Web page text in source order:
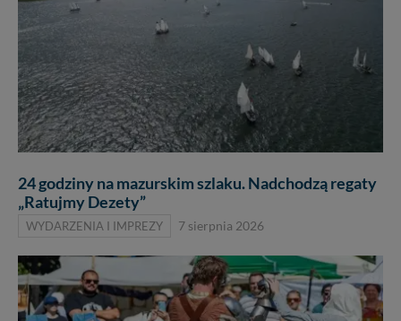
24 godziny na mazurskim szlaku. Nadchodzą regaty
„Ratujmy Dezety”
WYDARZENIA I IMPREZY 7 sierpnia 2026